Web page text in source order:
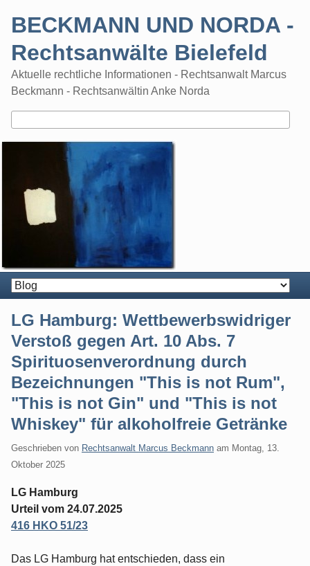
BECKMANN UND NORDA -
Rechtsanwälte Bielefeld
Aktuelle rechtliche Informationen - Rechtsanwalt Marcus
Beckmann - Rechtsanwältin Anke Norda
LG Hamburg: Wettbewerbswidriger
Verstoß gegen Art. 10 Abs. 7
Spirituosenverordnung durch
Bezeichnungen "This is not Rum",
"This is not Gin" und "This is not
Whiskey" für alkoholfreie Getränke
Geschrieben von Rechtsanwalt Marcus Beckmann am Montag, 13.
Oktober 2025
LG Hamburg
Urteil vom 24.07.2025
416 HKO 51/23
Das LG Hamburg hat entschieden, dass ein